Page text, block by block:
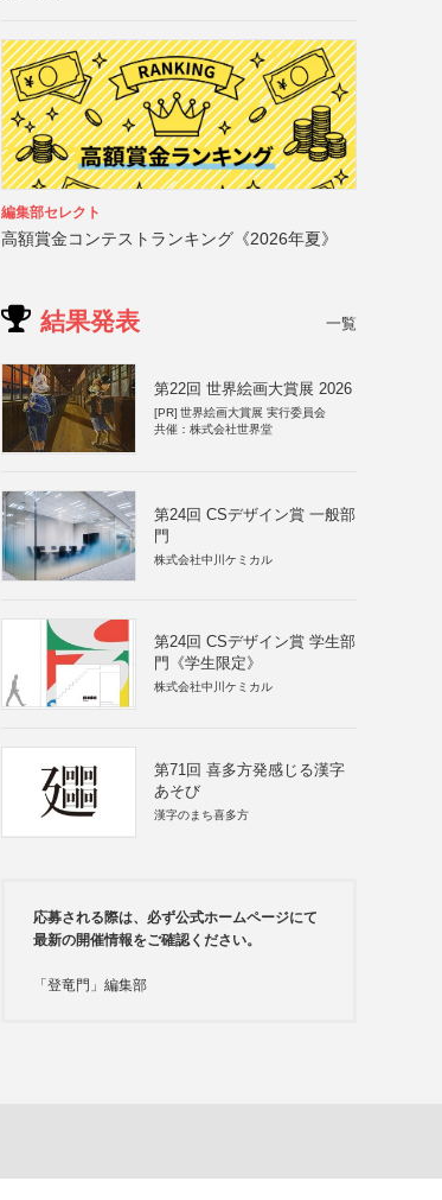
編集部セレクト
高額賞金コンテストランキング《2026年夏》
結果発表 一覧
第22回 世界絵画大賞展 2026
[PR] 世界絵画大賞展 実行委員会
共催：株式会社世界堂
第24回 CSデザイン賞 一般部
門
株式会社中川ケミカル
第24回 CSデザイン賞 学生部
門《学生限定》
株式会社中川ケミカル
第71回 喜多方発感じる漢字
あそび
漢字のまち喜多方
応募される際は、必ず公式ホームページにて
最新の開催情報をご確認ください。
「登竜門」編集部